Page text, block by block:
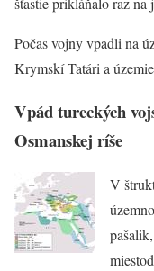
Počas vojny vpadli na
Krymskí Tatári a
Vpád tureckých
Osmanskej ríše
V